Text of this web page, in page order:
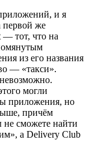
и я
первой же
— тот, что на
из его названия
— «такси».
могли
приложения, но
причём
не сможете найти
а Delivery Club